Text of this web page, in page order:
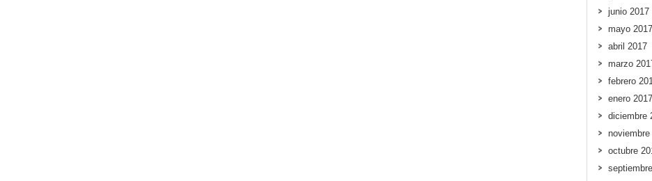
junio 2017
mayo 2017
abril 2017
marzo
febrero
enero 2017
diciembre
noviembre
octubre